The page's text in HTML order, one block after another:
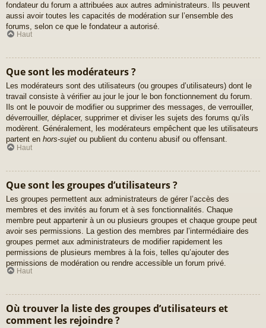
fondateur du forum a attribuées aux autres administrateurs. Ils peuvent
aussi avoir toutes les capacités de modération sur l’ensemble des
forums, selon ce que le fondateur a autorisé.
Haut
Que sont les modérateurs ?
Les modérateurs sont des utilisateurs (ou groupes d’utilisateurs) dont le
travail consiste à vérifier au jour le jour le bon fonctionnement du forum.
Ils ont le pouvoir de modifier ou supprimer des messages, de verrouiller,
déverrouiller, déplacer, supprimer et diviser les sujets des forums qu’ils
modèrent. Généralement, les modérateurs empêchent que les utilisateurs
partent en hors-sujet ou publient du contenu abusif ou offensant.
Haut
Que sont les groupes d’utilisateurs ?
Les groupes permettent aux administrateurs de gérer l’accès des
membres et des invités au forum et à ses fonctionnalités. Chaque
membre peut appartenir à un ou plusieurs groupes et chaque groupe peut
avoir ses permissions. La gestion des membres par l’intermédiaire des
groupes permet aux administrateurs de modifier rapidement les
permissions de plusieurs membres à la fois, telles qu’ajouter des
permissions de modération ou rendre accessible un forum privé.
Haut
Où trouver la liste des groupes d’utilisateurs et
comment les rejoindre ?